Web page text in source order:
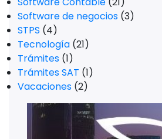
Software de negocios (3)
STPS (4)
Tecnología (21)
Trámites (1)
Trámites SAT (1)
Vacaciones (2)